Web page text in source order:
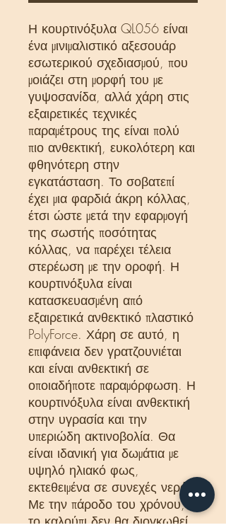
Η κουρτινόξυλα QL056 είναι
ένα μινιμαλιστικό αξεσουάρ
εσωτερικού σχεδιασμού, που
μοιάζει στη μορφή του με
γυψοσανίδα, αλλά χάρη στις
εξαιρετικές τεχνικές
παραμέτρους της είναι πολύ
πιο ανθεκτική, ευκολότερη και
φθηνότερη στην
εγκατάσταση. Το σοβατεπί
έχει μια φαρδιά άκρη κόλλας,
έτσι ώστε μετά την εφαρμογή
της σωστής ποσότητας
κόλλας, να παρέχει τέλεια
στερέωση με την οροφή. Η
κουρτινόξυλα είναι
κατασκευασμένη από
εξαιρετικά ανθεκτικό πλαστικό
PolyForce. Χάρη σε αυτό, η
επιφάνεια δεν γρατζουνιέται
και είναι ανθεκτική σε
οποιαδήποτε παραμόρφωση. Η
κουρτινόξυλα είναι ανθεκτική
στην υγρασία και την
υπεριώδη ακτινοβολία. Θα
είναι ιδανική για δωμάτια με
υψηλό ηλιακό φως,
εκτεθειμένα σε συνεχές νερό.
Με την πάροδο του χρόνου,
το καλούπι δεν θα διογκωθεί,